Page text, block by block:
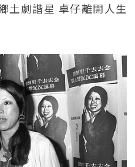
土劇諧星 卓仔離開人生